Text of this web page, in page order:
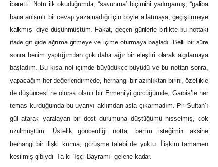
ibaretti. Notu ilk okuduğumda, “savunma” biçimini yadırgamış, “galiba
bana anlamlı bir cevap yazamadığı için böyle atlatmaya, geçiştirmeye
kalkmış” diye düşünmüştüm. Fakat, geçen günlerle birlikte bu nottaki
ifade git gide ağrıma gitmeye ve içime oturmaya başladı. Belli bir süre
sonra benim yaptığımdan çok daha ağır bir eleştiri olarak algılamaya
başladım. Bu kısa not içimde büyüdükçe büyüdü ve bu nottan sonra,
yapacağım her değerlendirmede, herhangi bir azınlıktan birini, özellikle
de düşüncesi ne olursa olsun bir Ermeni’yi gördüğümde, Garbis’le her
temas kurduğumda bu uyarıyı aklımdan asla çıkarmadım. Pir Sultan’ı
gül atarak yaralayan bir dost durumuna düştüğümü hissetmiş, çok
üzülmüştüm. Üstelik gönderdiği notta, benim isteğimin aksine
herhangi bir ilişki kurma, görüşme talebi de yoktu. İlişkim tamamen
kesilmiş gibiydi. Ta ki “İşçi Bayramı” gelene kadar.